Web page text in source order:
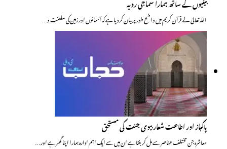
اللہ تعالیٰ نے قرآن کریم میں واضح طور پر بیان کر دیا ہے کہ آسمانوں اور زمین کی سلطنت و…
پاکباز اور اطاعت شعار بیوی جنت کی مستحق
معاشرہ جن مختلف عناصر سے مل کر بنتا ہے ان میں سے ایک اہم ادارہ ہمارا اپنا گھر ہے اور…